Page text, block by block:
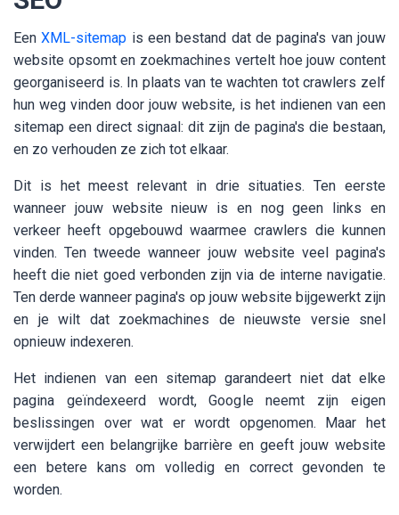
EenXML-sitemap is een bestand dat de pagina's van jouw
website opsomt en zoekmachines vertelt hoe jouw content
georganiseerd is. In plaats van te wachten tot crawlers zelf
hun weg vinden door jouw website, is het indienen van een
sitemap een direct signaal: dit zijn de pagina's die bestaan,
en zo verhouden ze zich tot elkaar.
Dit is het meest relevant in drie situaties. Ten eerste
wanneer jouw website nieuw is en nog geen links en
verkeer heeft opgebouwd waarmee crawlers die kunnen
vinden. Ten tweede wanneer jouw website veel pagina's
heeft die niet goed verbonden zijn via de interne navigatie.
Ten derde wanneer pagina's op jouw website bijgewerkt zijn
en je wilt dat zoekmachines de nieuwste versie snel
opnieuw indexeren.
Het indienen van een sitemap garandeert niet dat elke
pagina geïndexeerd wordt, Google neemt zijn eigen
beslissingen over wat er wordt opgenomen. Maar het
verwijdert een belangrijke barrière en geeft jouw website
een betere kans om volledig en correct gevonden te
worden.